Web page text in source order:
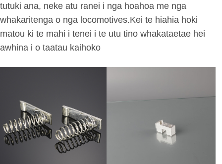
tutuki ana, neke atu ranei i nga hoahoa me nga
whakaritenga o nga locomotives.Kei te hiahia hoki
matou ki te mahi i tenei i te utu tino whakataetae hei
awhina i o taatau kaihoko